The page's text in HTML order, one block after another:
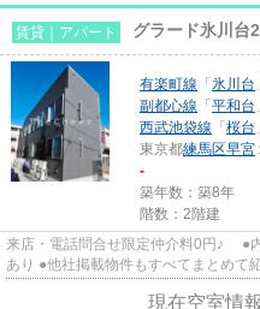
賃貸｜アパート グラード氷川台2
有楽町線 「 氷川台
副都心線 「 平和台
西武池袋線 「 桜台
東京都練馬区早宮
-
築年数：築8年
階数：2階建
来店・電話問合せ限定仲介料0円♪ ●
あり ●他社掲載物件もすべてまとめて
現在空室情